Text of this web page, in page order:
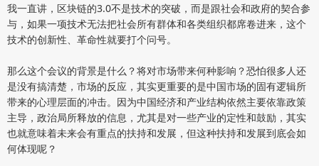
我一直讲，区块链的3.0不是技术的突破，而是跟社会和政府的契合参
与，如果一项技术无法把社会所有群体和各类组织都席卷进来，这个
技术的创新性、革命性就要打个问号。
那么这个会议的背景是什么？将对市场带来何种影响？恐怕很多人还
是没有搞清楚，市场的反应，其实更重要的是中国市场的固有逻辑所
带来的心理层面的冲击。因为中国经济和产业结构依然主要依靠政策
主导，政治局所释放的信息，尤其是对一些产业的定性和鼓励，其实
也就意味着未来会有重点的扶持和发展，但这种扶持和发展到底会如
何体现呢？